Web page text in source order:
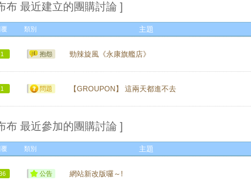
布 最近建立的團購討論 ]
類別 主題
1 抱怨 勁辣旋風《永康旗艦店》
1 問題 【GROUPON】 這兩天都進不去
布 最近參加的團購討論 ]
類別 主題
公告 網站新改版囉～!